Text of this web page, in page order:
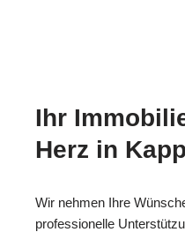
Ihr
Herz in
Wir nehmen Ihre
professionelle